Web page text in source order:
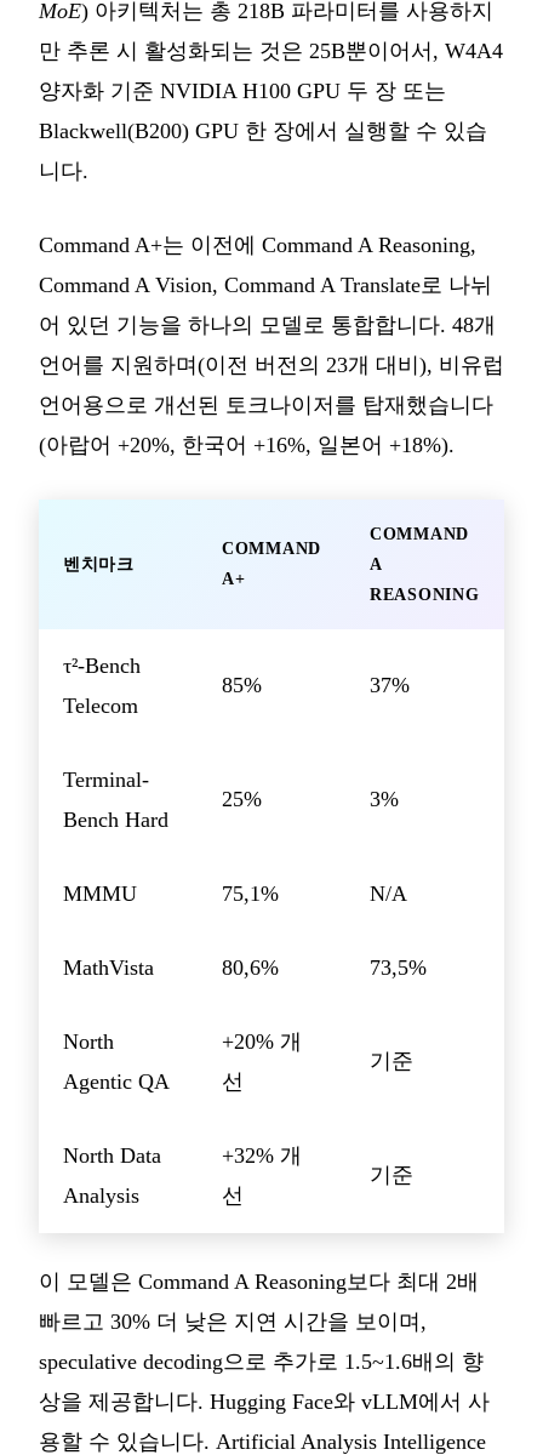
MoE) 아키텍처는 총 218B 파라미터를 사용하지
만 추론 시 활성화되는 것은 25B뿐이어서, W4A4
양자화 기준 NVIDIA H100 GPU 두 장 또는
Blackwell(B200) GPU 한 장에서 실행할 수 있습
니다.
Command A+는 이전에 Command A Reasoning,
Command A Vision, Command A Translate로 나뉘
어 있던 기능을 하나의 모델로 통합합니다. 48개
언어를 지원하며(이전 버전의 23개 대비), 비유럽
언어용으로 개선된 토크나이저를 탑재했습니다
(아랍어 +20%, 한국어 +16%, 일본어 +18%).
벤치마크
COMMAND
A+
COMMAND
A
REASONING
τ²-Bench
Telecom
85% 37%
Terminal-
Bench Hard
25% 3%
MMMU 75,1% N/A
MathVista 80,6% 73,5%
North
Agentic QA
+20% 개
선
기준
North Data
Analysis
+32% 개
선
기준
이 모델은 Command A Reasoning보다 최대 2배
빠르고 30% 더 낮은 지연 시간을 보이며,
speculative decoding으로 추가로 1.5~1.6배의 향
상을 제공합니다. Hugging Face와 vLLM에서 사
용할 수 있습니다. Artificial Analysis Intelligence